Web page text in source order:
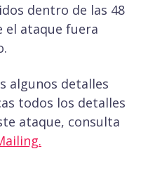
dentro de las 48
el ataque fuera
algunos detalles
todos los detalles
ataque, consulta